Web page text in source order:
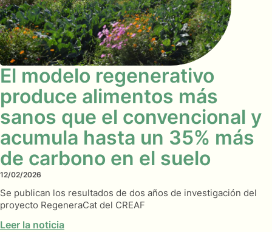
El modelo regenerativo
produce alimentos más
sanos que el convencional y
acumula hasta un 35% más
de carbono en el suelo
12/02/2026
Se publican los resultados de dos años de investigación del
proyecto RegeneraCat del CREAF
Leer la noticia